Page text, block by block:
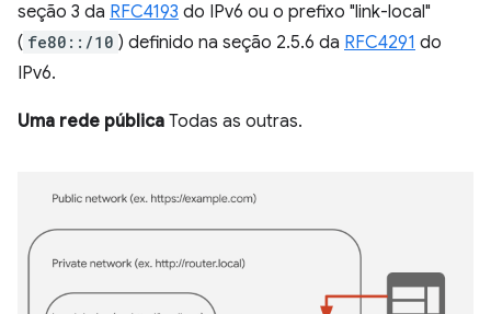
seção 3 da RFC4193 do IPv6 ou o prefixo "link-local"
( fe80::/10 ) definido na seção 2.5.6 da RFC4291 do
IPv6.
Uma rede pública Todas as outras.